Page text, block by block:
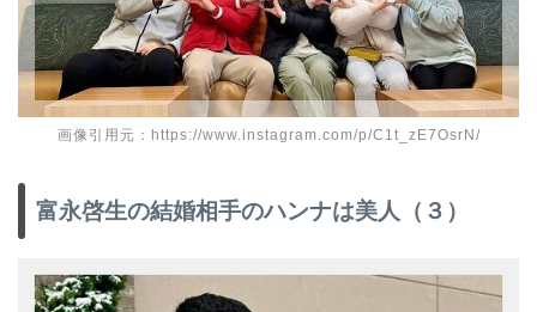
画像引用元：https://www.instagram.com/p/C1t_zE7OsrN/
富永啓生の結婚相手のハンナは美人（３）